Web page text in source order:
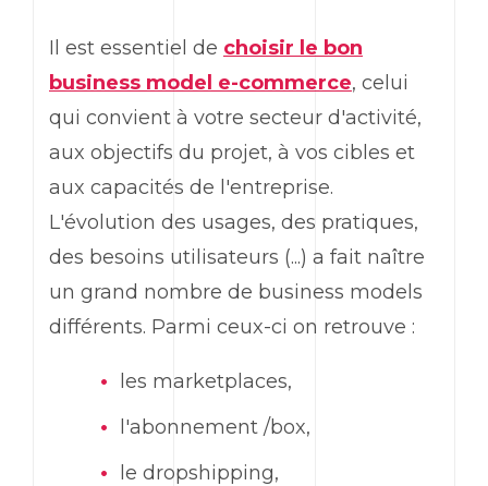
Il est essentiel de choisir le bon
business model e-commerce, celui
qui convient à votre secteur d'activité,
aux objectifs du projet, à vos cibles et
aux capacités de l'entreprise.
L'évolution des usages, des pratiques,
des besoins utilisateurs (...) a fait naître
un grand nombre de business models
différents. Parmi ceux-ci on retrouve :
les marketplaces,
l'abonnement /box,
le dropshipping,